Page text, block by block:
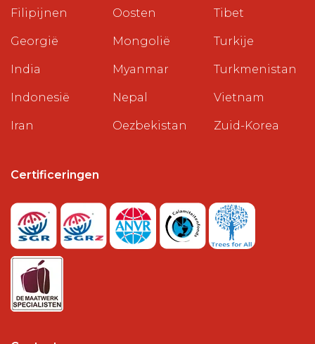
Filipijnen
Georgië
India
Indonesië
Iran
Oosten
Mongolië
Myanmar
Nepal
Oezbekistan
Tibet
Turkije
Turkmenistan
Vietnam
Zuid-Korea
Certificeringen